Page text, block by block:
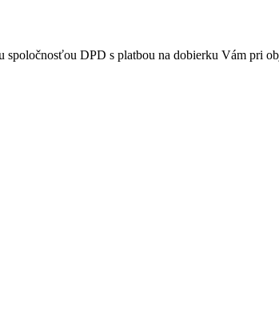
DPD s platbou na dobierku Vám pri